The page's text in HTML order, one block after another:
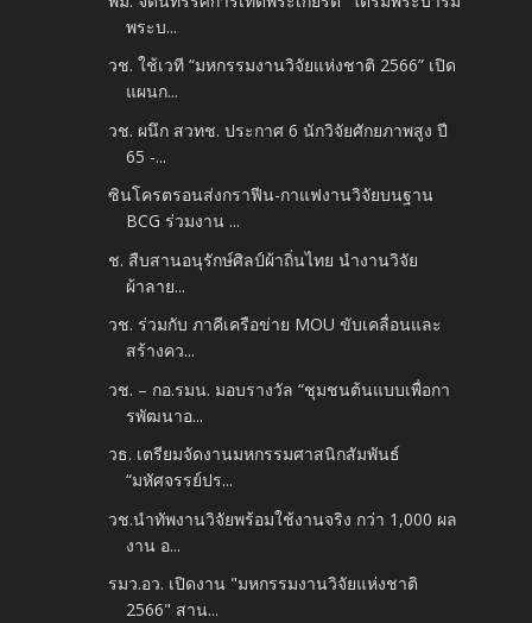
พระบ...
วช. ใช้เวที “มหกรรมงานวิจัยแห่งชาติ 2566” เปิด
แผนก...
วช. ผนึก สวทช. ประกาศ 6 นักวิจัยศักยภาพสูง ปี
65 -...
ซินโครตรอนส่งกราฟีน-กาแฟงานวิจัยบนฐาน
BCG ร่วมงาน ...
ช. สืบสานอนุรักษ์ศิลป์ผ้าถิ่นไทย นำงานวิจัย
ผ้าลาย...
วช. ร่วมกับ ภาคีเครือข่าย MOU ขับเคลื่อนและ
สร้างคว...
วช. – กอ.รมน. มอบรางวัล “ชุมชนต้นแบบเพื่อกา
รพัฒนาอ...
วธ. เตรียมจัดงานมหกรรมศาสนิกสัมพันธ์
“มหัศจรรย์ปร...
วช.นำทัพงานวิจัยพร้อมใช้งานจริง กว่า 1,000 ผล
งาน อ...
รมว.อว. เปิดงาน "มหกรรมงานวิจัยแห่งชาติ
2566" สาน...